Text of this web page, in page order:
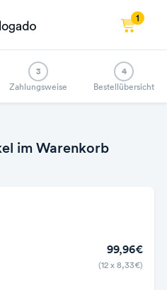
1
3
Zahlungsweise
4
Bestellübersicht
im Warenkorb
99,96€
(12 x 8,33€)